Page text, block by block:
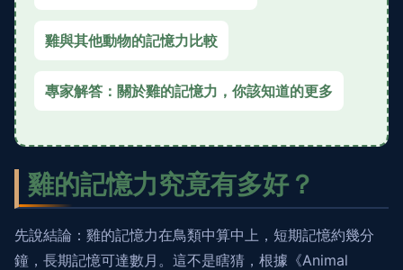
雞與其他動物的記憶力比較
專家解答：關於雞的記憶力，你該知道的更多
雞的記憶力究竟有多好？
先說結論：雞的記憶力在鳥類中算中上，短期記憶約幾分
鐘，長期記憶可達數月。這不是瞎猜，根據《Animal